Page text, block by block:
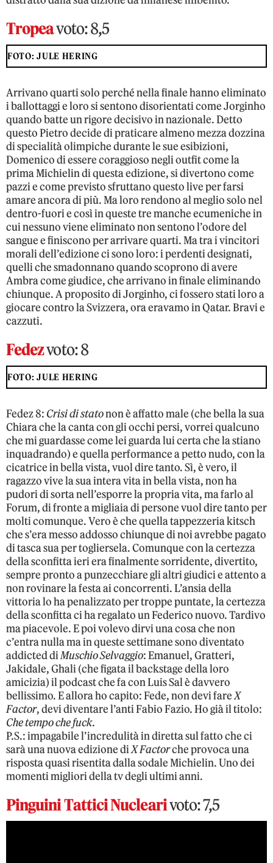
Tropeavoto: 8,5
FOTO: JULE HERING
Arrivano quarti solo perché nella finale hanno eliminato
i ballottaggi e loro si sentono disorientati come Jorginho
quando batte un rigore decisivo in nazionale. Detto
questo Pietro decide di praticare almeno mezza dozzina
di specialità olimpiche durante le sue esibizioni,
Domenico di essere coraggioso negli outfit come la
prima Michielin di questa edizione, si divertono come
pazzi e come previsto sfruttano questo live per farsi
amare ancora di più. Ma loro rendono al meglio solo nel
dentro-fuori e così in queste tre manche ecumeniche in
cui nessuno viene eliminato non sentono l’odore del
sangue e finiscono per arrivare quarti. Ma tra i vincitori
morali dell’edizione ci sono loro: i perdenti designati,
quelli che smadonnano quando scoprono di avere
Ambra come giudice, che arrivano in finale eliminando
chiunque. A proposito di Jorginho, ci fossero stati loro a
giocare contro la Svizzera, ora eravamo in Qatar. Bravi e
cazzuti.
Fedezvoto: 8
FOTO: JULE HERING
Fedez 8: Crisi di statonon è affatto male (che bella la sua
Chiara che la canta con gli occhi persi, vorrei qualcuno
che mi guardasse come lei guarda lui certa che la stiano
inquadrando) e quella performance a petto nudo, con la
cicatrice in bella vista, vuol dire tanto. Sì, è vero, il
ragazzo vive la sua intera vita in bella vista, non ha
pudori di sorta nell’esporre la propria vita, ma farlo al
Forum, di fronte a migliaia di persone vuol dire tanto per
molti comunque. Vero è che quella tappezzeria kitsch
che s’era messo addosso chiunque di noi avrebbe pagato
di tasca sua per togliersela. Comunque con la certezza
della sconfitta ieri era finalmente sorridente, divertito,
sempre pronto a punzecchiare gli altri giudici e attento a
non rovinare la festa ai concorrenti. L’ansia della
vittoria lo ha penalizzato per troppe puntate, la certezza
della sconfitta ci ha regalato un Federico nuovo. Tardivo
ma piacevole. E poi volevo dirvi una cosa che non
c’entra nulla ma in queste settimane sono diventato
addicted diMuschio Selvaggio: Emanuel, Gratteri,
Jakidale, Ghali (che figata il backstage della loro
amicizia) il podcast che fa con Luis Sal è davvero
bellissimo. E allora ho capito: Fede, non devi fareX
Factor, devi diventare l’anti Fabio Fazio. Ho già il titolo:
Che tempo che fuck.
P.S.: impagabile l’incredulità in diretta sul fatto che ci
sarà una nuova edizione diX Factorche provoca una
risposta quasi risentita dalla sodale Michielin. Uno dei
momenti migliori della tv degli ultimi anni.
Pinguini Tattici Nuclearivoto: 7,5